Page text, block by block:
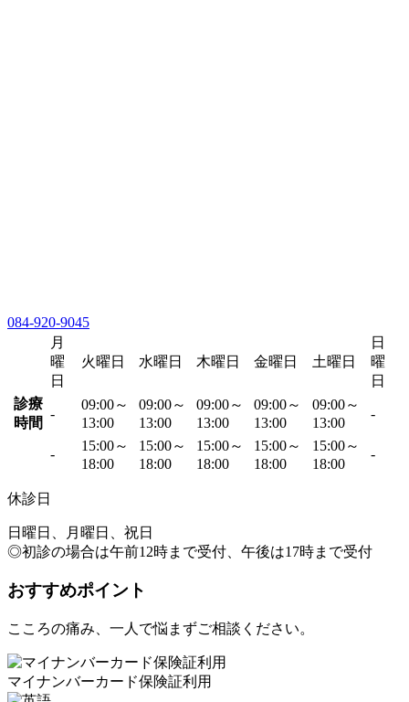
084-920-9045
月
曜
日
火曜日 水曜日 木曜日 金曜日 土曜日
日
曜
日
診療
時間
-
09:00～
13:00
09:00～
13:00
09:00～
13:00
09:00～
13:00
09:00～
13:00
-
-
15:00～
18:00
15:00～
18:00
15:00～
18:00
15:00～
18:00
15:00～
18:00
-
休診日
日曜日、月曜日、祝日
◎初診の場合は午前12時まで受付、午後は17時まで受付
おすすめポイント
こころの痛み、一人で悩まずご相談ください。
マイナンバーカード保険証利用